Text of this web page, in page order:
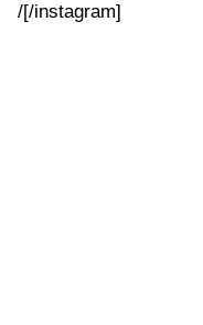
/[/instagram]